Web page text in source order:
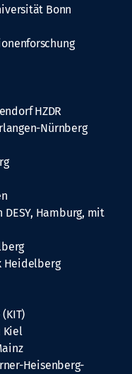
Bonn
HZDR
Nürnberg
Hamburg, mit
Heidelberg
Kiel
Heisenberg-